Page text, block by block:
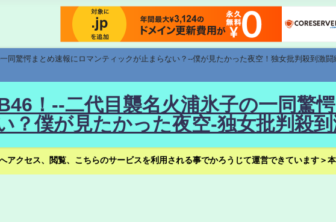
同驚愕まとめ速報にロマンティックが止まらない？--僕が見たかった夜空！独女批判殺到激
！--二代目襲名火浦氷子の一同驚
？僕が見たかった夜空-独女批判殺
アクセス、閲覧、こちらのサービスを利用される事でかろうじて運営できています＞